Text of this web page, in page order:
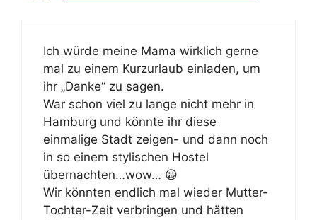
Ich würde meine Mama wirklich gerne
mal zu einem Kurzurlaub einladen, um
ihr „Danke“ zu sagen.
War schon viel zu lange nicht mehr in
Hamburg und könnte ihr diese
einmalige Stadt zeigen- und dann noch
in so einem stylischen Hostel
übernachten…wow… 😀
Wir könnten endlich mal wieder Mutter-
Tochter-Zeit verbringen und hätten